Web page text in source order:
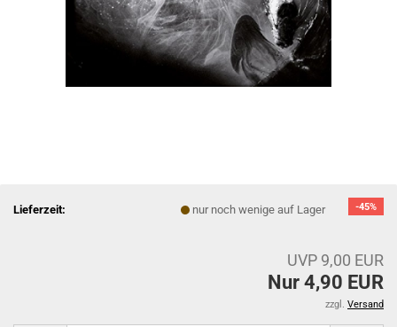
-45%
Lieferzeit: nur noch wenige auf Lager
UVP 9,00 EUR
Nur 4,90 EUR
zzgl. Versand